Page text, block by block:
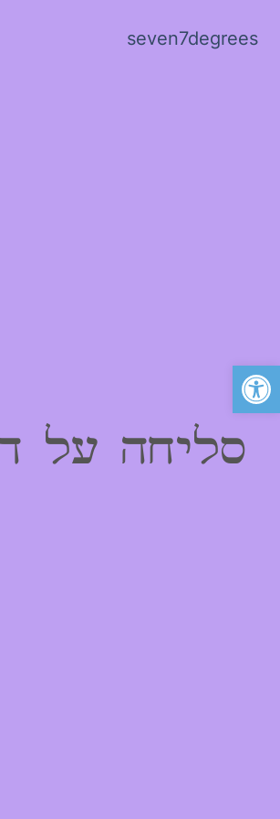
פתח סרגל נגישות
seven7degrees
סליחה על